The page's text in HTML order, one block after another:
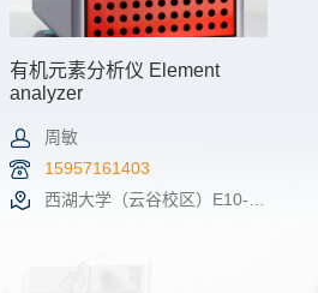
有机元素分析仪 Element
analyzer
周敏
15957161403
西湖大学（云谷校区）E10-140